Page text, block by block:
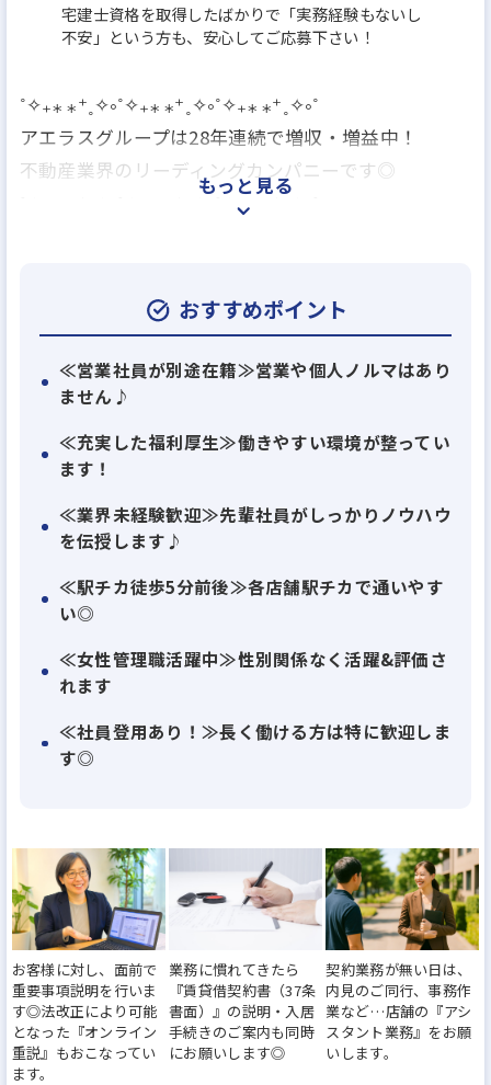
宅建士資格を取得したばかりで「実務経験もないし
不安」という方も、安心してご応募下さい！
˚✧₊⁎ ⁎⁺˳✧༚˚✧₊⁎ ⁎⁺˳✧༚˚✧₊⁎ ⁎⁺˳✧༚˚
アエラスグループは28年連続で増収・増益中！
不動産業界のリーディングカンパニーです◎
˚✧₊⁎ ⁎⁺˳✧༚˚✧₊⁎ ⁎⁺˳✧༚˚✧₊⁎ ⁎⁺˳✧༚˚
【宅建事務スタッフ】として活躍しませんか？
資格を活かして経験を積める！
下記業務をお願いします♪
⭐宅建事務（重説／賃貸借契約）
⭐店舗アシスタント業務
＊営業社員がいる店舗へ配属されるため
≪この求人のポイント≫
✔️高時給1600円スタート♪
✔️20代・30代・40代・50代・60代など幅広い年代の
方が大活躍！
✔️服装はオフィスカジュアルOK
✔️経験者も大歓迎
もっと見る
おすすめポイント
≪営業社員が別途在籍≫営業や個人ノルマはあり
ません♪
≪充実した福利厚生≫働きやすい環境が整ってい
ます！
≪業界未経験歓迎≫先輩社員がしっかりノウハウ
を伝授します♪
≪駅チカ徒歩5分前後≫各店舗駅チカで通いやす
い◎
≪女性管理職活躍中≫性別関係なく活躍&評価さ
れます
≪社員登用あり！≫長く働ける方は特に歓迎しま
す◎
お客様に対し、面前で
重要事項説明を行いま
す◎法改正により可能
となった『オンライン
重説』もおこなってい
ます。
業務に慣れてきたら
『賃貸借契約書（37条
書面）』の説明・入居
手続きのご案内も同時
にお願いします◎
契約業務が無い日は、
内見のご同行、事務作
業など…店舗の『アシ
スタント業務』をお願
いします。